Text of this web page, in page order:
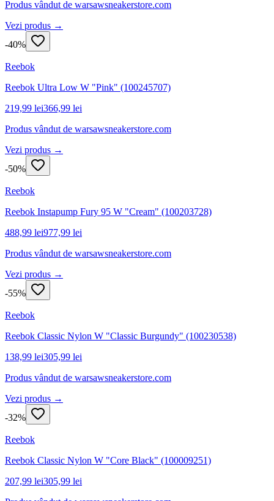
Produs vândut de warsawsneakerstore.com
Vezi produs →
-40%
Reebok
Reebok Ultra Low W "Pink" (100245707)
219,99 lei366,99 lei
Produs vândut de warsawsneakerstore.com
Vezi produs →
-50%
Reebok
Reebok Instapump Fury 95 W "Cream" (100203728)
488,99 lei977,99 lei
Produs vândut de warsawsneakerstore.com
Vezi produs →
-55%
Reebok
Reebok Classic Nylon W "Classic Burgundy" (100230538)
138,99 lei305,99 lei
Produs vândut de warsawsneakerstore.com
Vezi produs →
-32%
Reebok
Reebok Classic Nylon W "Core Black" (100009251)
207,99 lei305,99 lei